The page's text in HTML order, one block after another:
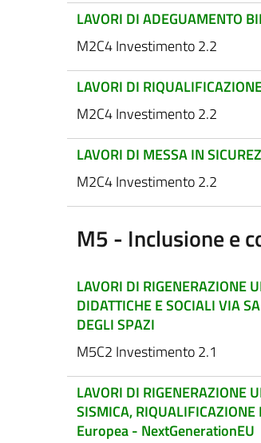
LAVORI DI ADEGUAMENTO
M2C4 Investimento 2.2
LAVORI DI
M2C4 Investimento 2.2
LAVORI DI MESSA IN
M2C4 Investimento 2.2
M5 - Inclusione e
LAVORI DI RIGENERAZIONE
DIDATTICHE E SOCIALI VIA
DEGLI SPAZI
M5C2 Investimento 2.1
LAVORI DI RIGENERAZIONE
SISMICA,
Europea - NextGenerationEU